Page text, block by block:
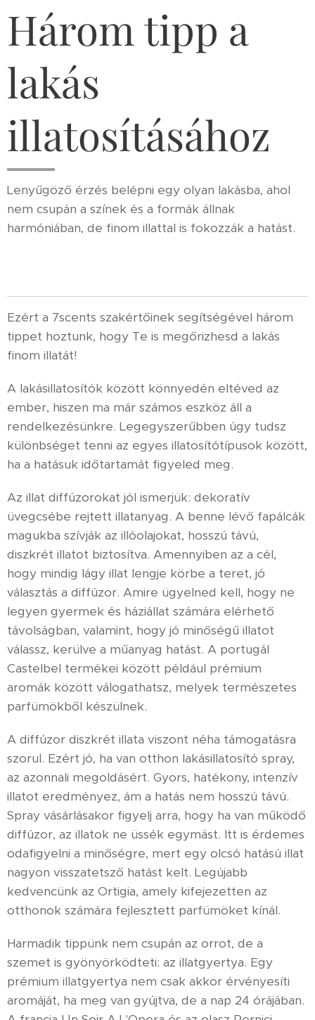
Három tipp a
lakás
illatosításához
Lenyűgöző érzés belépni egy olyan lakásba, ahol
nem csupán a színek és a formák állnak
harmóniában, de finom illattal is fokozzák a hatást.
Ezért a 7scents szakértőinek segítségével három
tippet hoztunk, hogy Te is megőrizhesd a lakás
finom illatát!
A lakásillatosítók között könnyedén eltéved az
ember, hiszen ma már számos eszköz áll a
rendelkezésünkre. Legegyszerűbben úgy tudsz
különbséget tenni az egyes illatosítótípusok között,
ha a hatásuk időtartamát figyeled meg.
Az illat diffúzorokat jól ismerjük: dekoratív
üvegcsébe rejtett illatanyag. A benne lévő fapálcák
magukba szívják az illóolajokat, hosszú távú,
diszkrét illatot biztosítva. Amennyiben az a cél,
hogy mindig lágy illat lengje körbe a teret, jó
választás a diffúzor. Amire ügyelned kell, hogy ne
legyen gyermek és háziállat számára elérhető
távolságban, valamint, hogy jó minőségű illatot
válassz, kerülve a műanyag hatást. A portugál
Castelbel termékei között például prémium
aromák között válogathatsz, melyek természetes
parfümökből készülnek.
A diffúzor diszkrét illata viszont néha támogatásra
szorul. Ezért jó, ha van otthon lakásillatosító spray,
az azonnali megoldásért. Gyors, hatékony, intenzív
illatot eredményez, ám a hatás nem hosszú távú.
Spray vásárlásakor figyelj arra, hogy ha van működő
diffúzor, az illatok ne üssék egymást. Itt is érdemes
odafigyelni a minőségre, mert egy olcsó hatású illat
nagyon visszatetsző hatást kelt. Legújabb
kedvencünk az Ortigia, amely kifejezetten az
otthonok számára fejlesztett parfümöket kínál.
Harmadik tippünk nem csupán az orrot, de a
szemet is gyönyörködteti: az illatgyertya. Egy
prémium illatgyertya nem csak akkor érvényesíti
aromáját, ha meg van gyújtva, de a nap 24 órájában.